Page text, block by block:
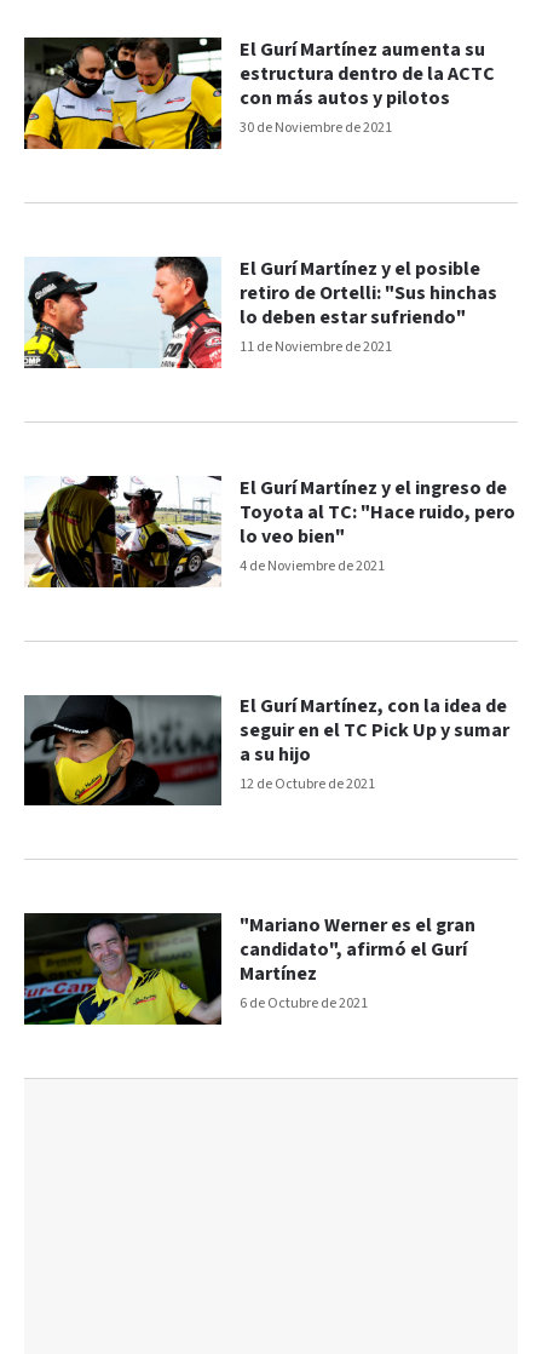
30 de Noviembre de 2021
El Gurí Martínez aumenta su
estructura dentro de la ACTC
con más autos y pilotos
11 de Noviembre de 2021
El Gurí Martínez y el posible
retiro de Ortelli: "Sus hinchas
lo deben estar sufriendo"
4 de Noviembre de 2021
El Gurí Martínez y el ingreso de
Toyota al TC: "Hace ruido, pero
lo veo bien"
12 de Octubre de 2021
El Gurí Martínez, con la idea de
seguir en el TC Pick Up y sumar
a su hijo
6 de Octubre de 2021
"Mariano Werner es el gran
candidato", afirmó el Gurí
Martínez